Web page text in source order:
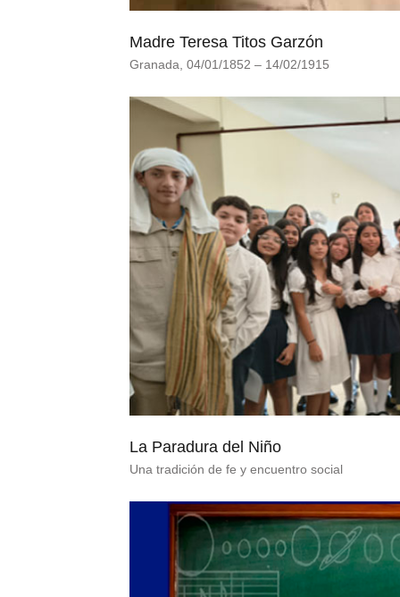
Madre Teresa Titos Garzón
Granada, 04/01/1852 – 14/02/1915
La Paradura del Niño
Una tradición de fe y encuentro social